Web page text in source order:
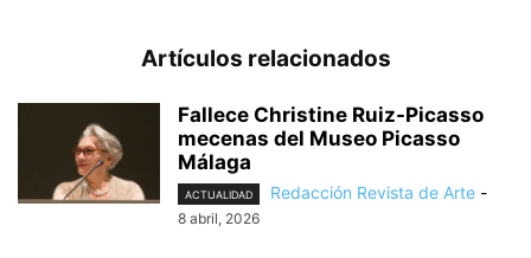
Artículos relacionados
Fallece Christine Ruiz-Picasso
mecenas del Museo Picasso
Málaga
ACTUALIDAD Redacción Revista de Arte -
8 abril, 2026